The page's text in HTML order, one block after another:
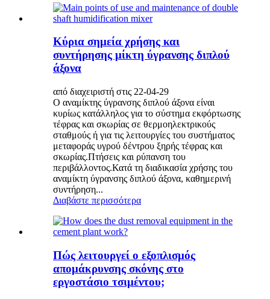
Κύρια σημεία χρήσης και
συντήρησης μίκτη ύγρανσης διπλού
άξονα
από διαχειριστή στις 22-04-29
Ο αναμίκτης ύγρανσης διπλού άξονα είναι
κυρίως κατάλληλος για το σύστημα εκφόρτωσης
τέφρας και σκωρίας σε θερμοηλεκτρικούς
σταθμούς ή για τις λειτουργίες του συστήματος
μεταφοράς υγρού δέντρου ξηρής τέφρας και
σκωρίας.Πτήσεις και ρύπανση του
περιβάλλοντος.Κατά τη διαδικασία χρήσης του
αναμίκτη ύγρανσης διπλού άξονα, καθημερινή
συντήρηση...
Διαβάστε περισσότερα
Πώς λειτουργεί ο εξοπλισμός
απομάκρυνσης σκόνης στο
εργοστάσιο τσιμέντου;